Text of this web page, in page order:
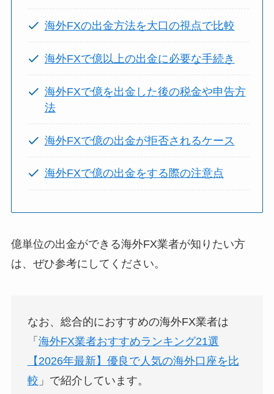
海外FXの出金方法を大口の視点で比較
海外FXで億以上の出金に必要な手続き
海外FXで億を出金した後の税金や申告方
法
海外FXで億の出金が拒否されるケース
海外FXで億の出金をする際の注意点
億単位の出金ができる海外FX業者が知りたい方
は、ぜひ参考にしてください。
なお、総合的におすすめの海外FX業者は
「 海外FX業者おすすめランキング21選
【2026年最新】優良で人気の海外口座を比
較 」で紹介しています。